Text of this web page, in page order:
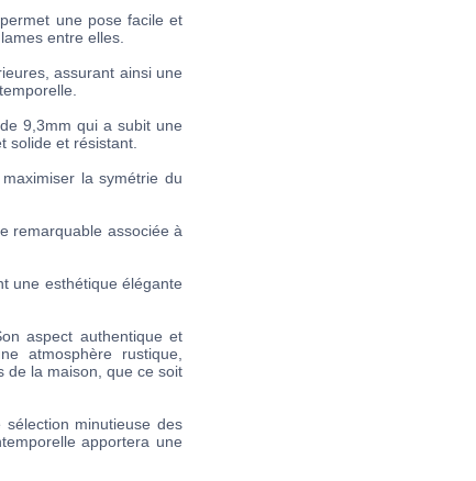
une pose facile et
entre elles.
assurant ainsi une
9,3mm qui a subit une
solide et résistant.
la symétrie du
remarquable associée à
une esthétique élégante
aspect authentique et
atmosphère rustique,
de la maison, que ce soit
minutieuse des
apportera une